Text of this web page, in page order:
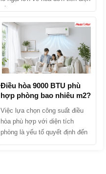
nghe các lời quảng cáo: “Điều
hòa Inverter tiết kiệm điện lên
tới 30% - 70%”. Liệu điều hòa
Inverter có thực sự tiết kiệm
điện không hay đó chỉ là chiêu
trò marketing của nhà sản xuất?
Cùng MediaMart khám phá cơ
chế hoạt động, phân tích ưu
nhược điểm và tìm ra câu trả
lời chính xác nhất trong bài viết
Điều hòa 9000 BTU phù
hợp phòng bao nhiêu m2?
Việc lựa chọn công suất điều
hòa phù hợp với diện tích
phòng là yếu tố quyết định đến